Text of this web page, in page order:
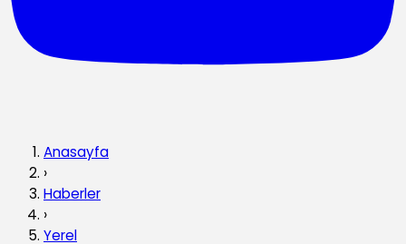
Anasayfa
›
Haberler
›
Yerel